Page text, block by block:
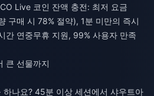
Live 코인 잔액 충전: 최저 요금
매 시 78% 절약), 1분 미만의 즉시
간 연중무휴 지원, 99% 사용자 만족
큰 선물까지
하나요? 45분 이상 세션에서 샤우트아